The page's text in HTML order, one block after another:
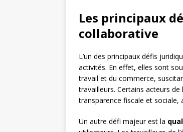
Les principaux
collaborative
L’un des principaux défis
activités. En effet, elles sont
travail et du commerce,
travailleurs. Certains acteurs
transparence fiscale et sociale,
Un autre défi majeur est la